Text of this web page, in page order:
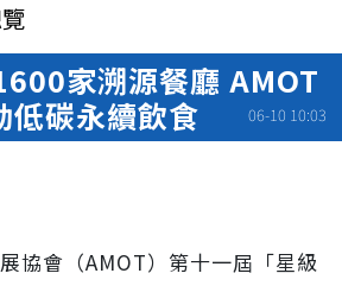
家溯源餐廳 AMOT
低碳永續飲食
06-10 10:03
協會（AMOT）第十一屆「星級